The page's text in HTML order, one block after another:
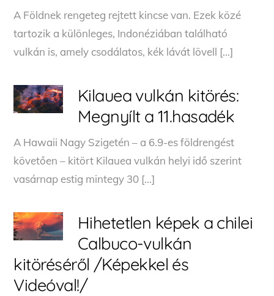
A Földnek rengeteg rejtett kincse van. Ezek közé
tartozik a különleges, Indonéziában található
vulkán is, amely csodálatos, kék lávát lövell […]
Kilauea vulkán kitörés:
Megnyílt a 11.hasadék
A Hawaii Nagy Szigetén – a 6.9-es földrengést
követően – kitört Kilauea vulkán helyi idő szerint
vasárnap estig mintegy 30 […]
Hihetetlen képek a chilei
Calbuco-vulkán
kitöréséről /Képekkel és
Videóval!/